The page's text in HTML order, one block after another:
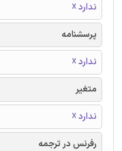
ندارد ☓
پرسشنامه
ندارد ☓
متغیر
ندارد ☓
رفرنس در ترجمه